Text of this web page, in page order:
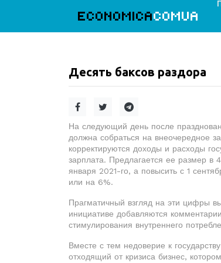
ECONOMICACOMUA
Десять баксов раздора
На следующий день после
должна собраться на внеочередное
корректируются доходы и расходы
зарплата. Предлагается ее размер в
января 2021-го, а повысить с 1
или на 6%.
Прагматичный взгляд на эти цифры
инициативе добавляются
стимулирования внутреннего
Вместе с тем недоверие к
отходящий от кризиса бизнес,